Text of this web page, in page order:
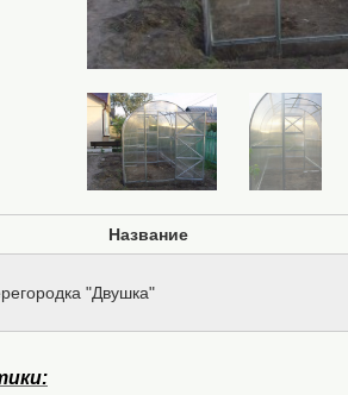
Название
"Двушка"